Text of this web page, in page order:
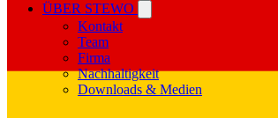
ÜBER STEWO
Kontakt
Team
Firma
Nachhaltigkeit
Downloads & Medien